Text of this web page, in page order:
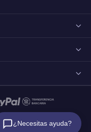
¿Necesitas ayuda?